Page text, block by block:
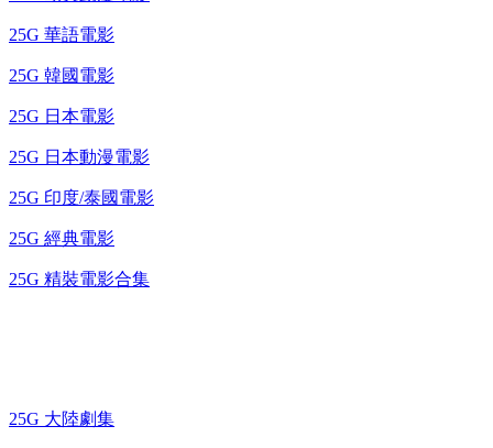
25G 華語電影
25G 韓國電影
25G 日本電影
25G 日本動漫電影
25G 印度/泰國電影
25G 經典電影
25G 精裝電影合集
25G 大陸劇集